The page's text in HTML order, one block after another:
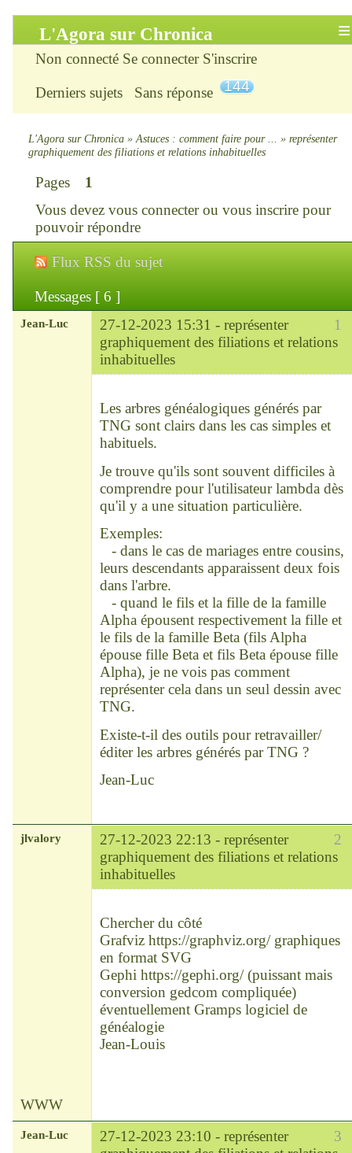
L'Agora sur Chronica
Accueil
Infos
Chercher
S’inscrire
Connexion
Chronica : le site
ChroniKat : les liens
CONTACT
Non connecté Se connecter S'inscrire
Derniers sujets Sans réponse 144
L'Agora sur Chronica »Astuces : comment faire pour ... »représenter
graphiquement des filiations et relations inhabituelles
Pages
1
Vous devez vous connecterou vous inscrirepour
pouvoir répondre
Flux RSS du sujet
Messages [ 6 ]
1
Jean-Luc 27-12-2023 15:31 - représenter
graphiquement des filiations et relations
inhabituelles
Les arbres généalogiques générés par
TNG sont clairs dans les cas simples et
habituels.
Je trouve qu'ils sont souvent difficiles à
comprendre pour l'utilisateur lambda dès
qu'il y a une situation particulière.
Exemples:
- dans le cas de mariages entre cousins,
leurs descendants apparaissent deux fois
dans l'arbre.
- quand le fils et la fille de la famille
Alpha épousent respectivement la fille et
le fils de la famille Beta (fils Alpha
épouse fille Beta et fils Beta épouse fille
Alpha), je ne vois pas comment
représenter cela dans un seul dessin avec
TNG.
Existe-t-il des outils pour retravailler/
éditer les arbres générés par TNG ?
Jean-Luc
2
jlvalory 27-12-2023 22:13 - représenter
graphiquement des filiations et relations
inhabituelles
Chercher du côté
Grafviz https://graphviz.org/graphiques
en format SVG
Gephi https://gephi.org/(puissant mais
conversion gedcom compliquée)
éventuellement Gramps logiciel de
généalogie
Jean-Louis
WWW
3
Jean-Luc 27-12-2023 23:10 - représenter